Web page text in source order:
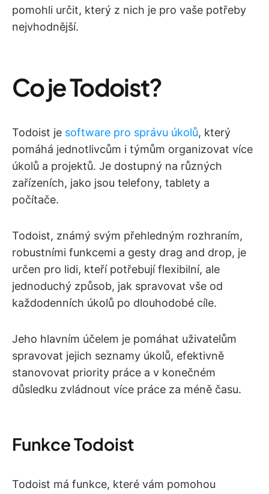
pomohli určit, který z nich je pro vaše potřeby
nejvhodnější.
Co je Todoist?
Todoist je software pro správu úkolů, který
pomáhá jednotlivcům i týmům organizovat více
úkolů a projektů. Je dostupný na různých
zařízeních, jako jsou telefony, tablety a
počítače.
Todoist, známý svým přehledným rozhraním,
robustními funkcemi a gesty drag and drop, je
určen pro lidi, kteří potřebují flexibilní, ale
jednoduchý způsob, jak spravovat vše od
každodenních úkolů po dlouhodobé cíle.
Jeho hlavním účelem je pomáhat uživatelům
spravovat jejich seznamy úkolů, efektivně
stanovovat priority práce a v konečném
důsledku zvládnout více práce za méně času.
Funkce Todoist
Todoist má funkce, které vám pomohou